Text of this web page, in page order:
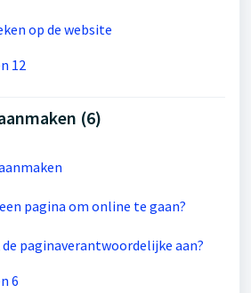
op de website
12
(6)
pagina om online te gaan?
de paginaverantwoordelijke aan?
6